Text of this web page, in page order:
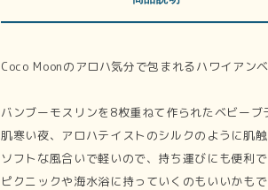
Coco Moonのアロハ気分で包まれるハワイアン
バンブーモスリンを8枚重ねて作られたベビー
肌寒い夜、アロハテイストのシルクのように肌
ソフトな風合いで軽いので、持ち運びにも便利
ピクニックや海水浴に持っていくのもいいかも